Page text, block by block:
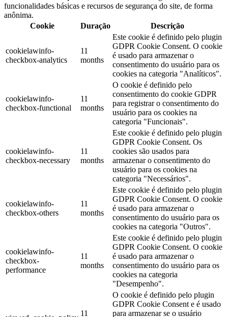
funcionalidades básicas e recursos de segurança do site, de forma
anônima.
Cookie
Duração Descrição
cookielawinfo-
checkbox-analytics
11
months
Este cookie é definido pelo plugin
GDPR Cookie Consent. O cookie
é usado para armazenar o
consentimento do usuário para os
cookies na categoria "Analíticos".
cookielawinfo-
checkbox-functional
11
months
O cookie é definido pelo
consentimento do cookie GDPR
para registrar o consentimento do
usuário para os cookies na
categoria "Funcionais".
cookielawinfo-
checkbox-necessary
11
months
Este cookie é definido pelo plugin
GDPR Cookie Consent. Os
cookies são usados ​​para
armazenar o consentimento do
usuário para os cookies na
categoria "Necessários".
cookielawinfo-
checkbox-others
11
months
Este cookie é definido pelo plugin
GDPR Cookie Consent. O cookie
é usado para armazenar o
consentimento do usuário para os
cookies na categoria "Outros".
cookielawinfo-
checkbox-
performance
11
months
Este cookie é definido pelo plugin
GDPR Cookie Consent. O cookie
é usado para armazenar o
consentimento do usuário para os
cookies na categoria
"Desempenho".
11
O cookie é definido pelo plugin
GDPR Cookie Consent e é usado
para armazenar se o usuário